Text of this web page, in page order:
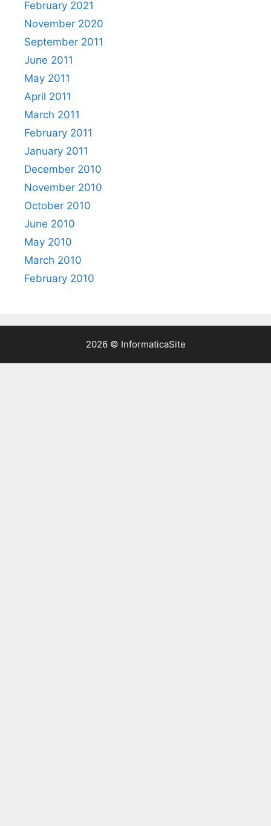
February 2021
November 2020
September 2011
June 2011
May 2011
April 2011
March 2011
February 2011
January 2011
December 2010
November 2010
October 2010
June 2010
May 2010
March 2010
February 2010
2026 © InformaticaSite